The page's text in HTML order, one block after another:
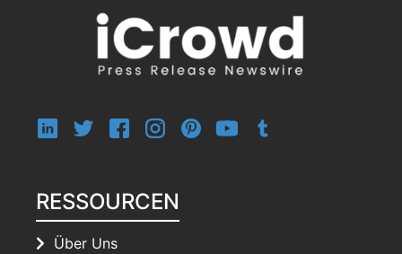
RESSOURCEN
Über Uns